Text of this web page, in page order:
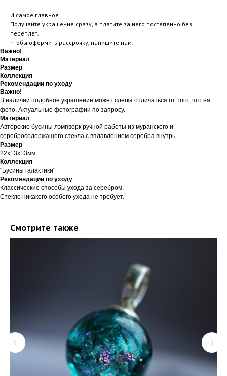
И самое главное!
Получайте украшение сразу, а платите за него постепенно без
переплат.
Чтобы оформить рассрочку, напишите нам!
Важно!
Материал
Размер
Коллекция
Рекомендации по уходу
Важно!
В наличии подобное украшение может слегка отличаться от того, что на
фото. Актуальные фотографии по запросу.
Материал
Авторские бусины лэмпворк ручной работы из муранского и
серебросодержащего стекла с вплавлением серебра внутрь.
Размер
22х13х13мм
Коллекция
"Бусины галактики"
Рекомендации по уходу
Классические способы ухода за серебром.
Стекло никакого особого ухода не требует.
Смотрите также